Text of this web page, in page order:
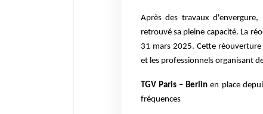
Après des travaux
retrouvé sa pleine capacité. La
31 mars 2025. Cette
et les professionnels organisant
TGV Paris – Berlin en place
fréquences